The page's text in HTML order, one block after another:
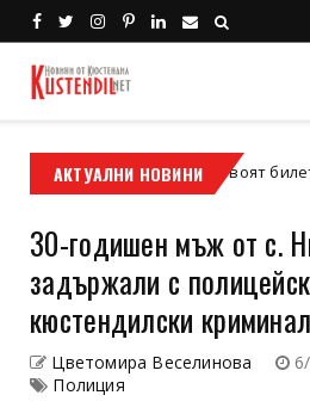
АКТУАЛНИ НОВИНИ
мотор Кой е твоят билет към
30-годишен мъж от с.
задържали с
кюстендилски
Цветомира Веселинова
Полиция